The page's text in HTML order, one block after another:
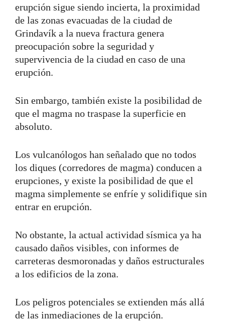
erupción sigue siendo incierta, la proximidad
de las zonas evacuadas de la ciudad de
Grindavík a la nueva fractura genera
preocupación sobre la seguridad y
supervivencia de la ciudad en caso de una
erupción.
Sin embargo, también existe la posibilidad de
que el magma no traspase la superficie en
absoluto.
Los vulcanólogos han señalado que no todos
los diques (corredores de magma) conducen a
erupciones, y existe la posibilidad de que el
magma simplemente se enfríe y solidifique sin
entrar en erupción.
No obstante, la actual actividad sísmica ya ha
causado daños visibles, con informes de
carreteras desmoronadas y daños estructurales
a los edificios de la zona.
Los peligros potenciales se extienden más allá
de las inmediaciones de la erupción.